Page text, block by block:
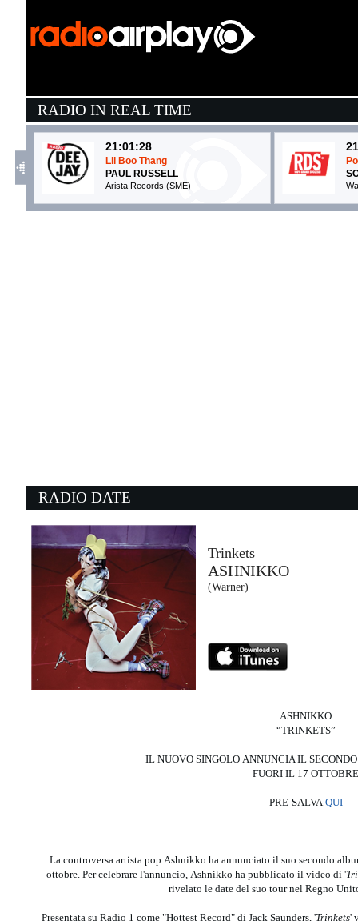
RADIO IN REAL TIME
21:01:28
Lil Boo Thang
PAUL RUSSELL
Arista Records (SME)
21:14:52
Sony Music (SME)
21:18:45
Thursday
JESS GLYNNE
Atlantic Records UK (WMG)
RADIO DATE
Trinkets
ASHNIKKO
(Warner)
ASHNIKKO
“TRINKETS”
IL NUOVO SINGOLO ANNUNCIA IL
FUORI IL 17
PRE-SALVAQUI
La controversa artista pop Ashnikko ha annunciato il suo secondo
ottobre. Per celebrare l'annuncio, Ashnikko ha pubblicato il video di '
rivelato le date del suo tour nel Regno
Presentata su Radio 1 come "Hottest Record" di Jack Saunders, 'Trinkets'